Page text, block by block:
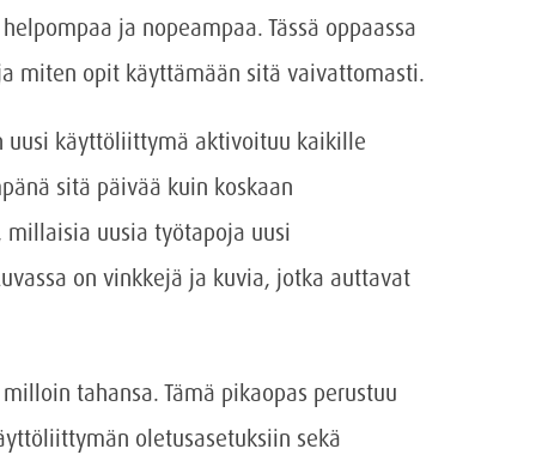
ja nopeampaa. Tässä oppaassa
miten opit käyttämään sitä vaivattomasti.
käyttöliittymä aktivoituu kaikille
sitä päivää kuin koskaan
millaisia uusia työtapoja uusi
on vinkkejä ja kuvia, jotka auttavat
tahansa. Tämä pikaopas perustuu
oletusasetuksiin sekä